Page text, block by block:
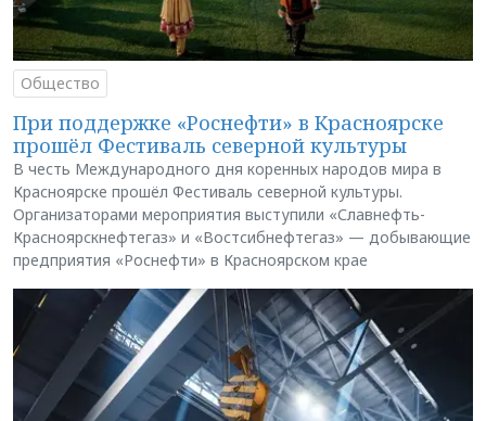
Общество
При поддержке «Роснефти» в Красноярске
прошёл Фестиваль северной культуры
В честь Международного дня коренных народов мира в
Красноярске прошёл Фестиваль северной культуры.
Организаторами мероприятия выступили «Славнефть-
Красноярскнефтегаз» и «Востсибнефтегаз» — добывающие
предприятия «Роснефти» в Красноярском крае